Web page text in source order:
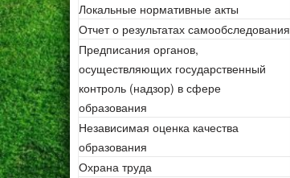
Локальные нормативные акты
Отчет о результатах самообследования
Предписания органов,
осуществляющих государственный
контроль (надзор) в сфере
образования
Независимая оценка качества
образования
Охрана труда